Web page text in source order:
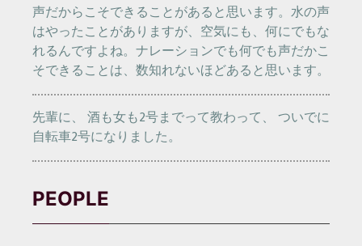
声だからこそできることがあると思います。水の声
はやったことがありますが、空気にも、何にでもな
れるんですよね。ナレーションでも何でも声だかこ
そできることは、数知れないほどあると思います。
先輩に、 酒も女も2号までって教わって、 ついでに
自転車2号になりました。
PEOPLE